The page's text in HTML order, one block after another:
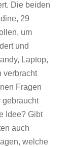
Die beiden
29
um
und
Laptop,
verbracht
Fragen
gebraucht
Idee? Gibt
auch
welche